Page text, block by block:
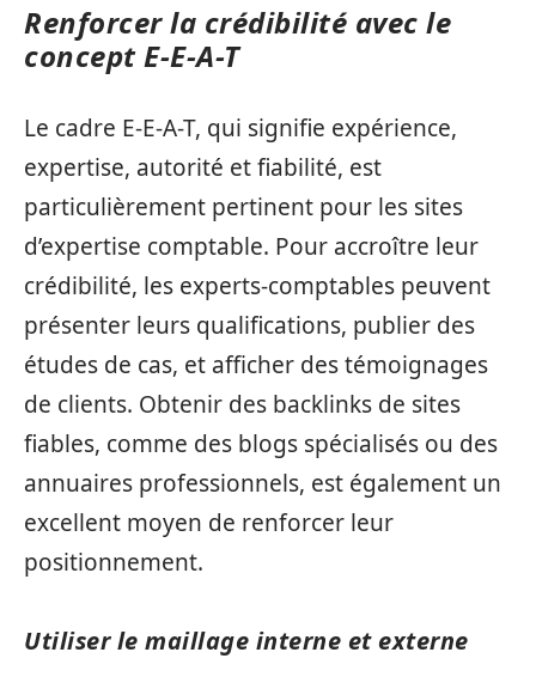
Renforcer la crédibilité avec le
concept E-E-A-T
Le cadre E-E-A-T, qui signifie expérience,
expertise, autorité et fiabilité, est
particulièrement pertinent pour les sites
d’expertise comptable. Pour accroître leur
crédibilité, les experts-comptables peuvent
présenter leurs qualifications, publier des
études de cas, et afficher des témoignages
de clients. Obtenir des backlinks de sites
fiables, comme des blogs spécialisés ou des
annuaires professionnels, est également un
excellent moyen de renforcer leur
positionnement.
Utiliser le maillage interne et externe